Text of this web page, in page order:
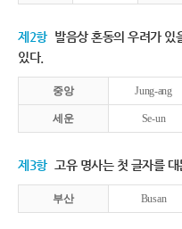
제2항 발음상 혼동의 우려가 있
있다.
중앙 Jung-ang
세운 Se-un
제3항 고유 명사는 첫 글자를 대
부산 Busan